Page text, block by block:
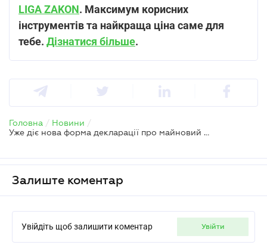
LIGA ZAKON. Максимум корисних
інструментів та найкраща ціна саме для
тебе. Дізнатися більше.
Головна / Новини /
Уже діє нова форма декларації про майновий стан і доходи
Залиште коментар
Увійдіть щоб залишити коментар увійти